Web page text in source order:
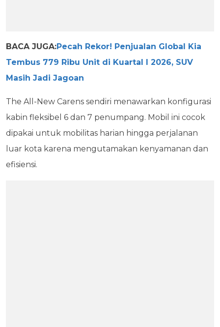
BACA JUGA:Pecah Rekor! Penjualan Global Kia
Tembus 779 Ribu Unit di Kuartal I 2026, SUV
Masih Jadi Jagoan
The All-New Carens sendiri menawarkan konfigurasi
kabin fleksibel 6 dan 7 penumpang. Mobil ini cocok
dipakai untuk mobilitas harian hingga perjalanan
luar kota karena mengutamakan kenyamanan dan
efisiensi.